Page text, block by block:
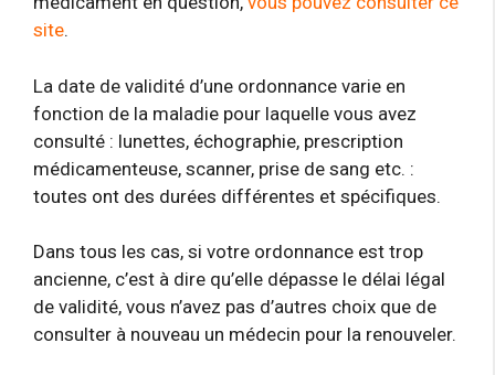
site.
La date de validité d’une ordonnance varie en
fonction de la maladie pour laquelle vous avez
consulté : lunettes, échographie, prescription
médicamenteuse, scanner, prise de sang etc. :
toutes ont des durées différentes et spécifiques.
Dans tous les cas, si votre ordonnance est trop
ancienne, c’est à dire qu’elle dépasse le délai légal
de validité, vous n’avez pas d’autres choix que de
consulter à nouveau un médecin pour la renouveler.